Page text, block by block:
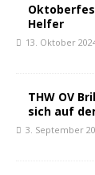
Helfer
13. Oktober
THW OV
sich auf
3. September